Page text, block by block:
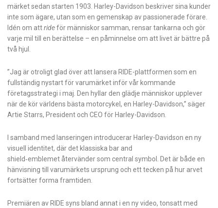
märket sedan starten 1903. Harley-Davidson beskriver sina kunder
inte som ägare, utan som en gemenskap av passionerade förare.
Idén om attrideför människor samman, rensar tankarna och gör
varje mil till en berättelse – en påminnelse om att livet är bättre på
två hjul.
”Jag är otroligt glad över att lansera RIDE-plattformen som en
fullständig nystart för varumärket inför vår kommande
företagsstrategi i maj. Den hyllar den glädje människor upplever
när de kör världens bästa motorcykel, en Harley-Davidson,” säger
Artie Starrs, President och CEO för Harley-Davidson.
I samband med lanseringen introducerar Harley-Davidson en ny
visuell identitet, där det klassiska bar and
shield‑emblemet återvänder som central symbol. Det är både en
hänvisning till varumärkets ursprung och ett tecken på hur arvet
fortsätter forma framtiden.
Premiären av RIDE syns bland annat i en ny video, tonsatt med